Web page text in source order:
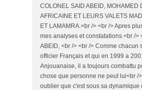
COLONEL SAID ABEID, MOHAMED
AFRICAINE ET LEURS VALETS
ET LAMAMRA.<br /> <br /> Apres
mes analyses et constatations.<br />
ABEID, <br /> <br /> Comme chacun
officier Français et qui en 1999 a
Anjouanaise, il a toujours combattu
chose que personne ne peut lui<br /
oublier que c'est sous sa dynamique